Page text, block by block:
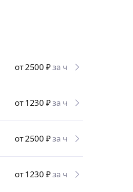
от 2500 ₽за ч
от 1230 ₽за ч
от 2500 ₽за ч
от 1230 ₽за ч